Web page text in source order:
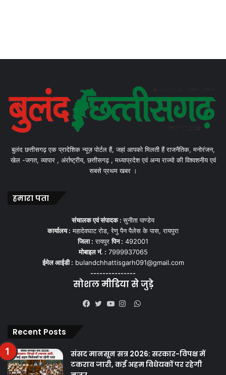
बुलंद छत्तीसगढ़ एक प्रादेशिक न्यूज़ पोर्टल हैं, जहां आपको मिलती हैं राजनैतिक, मनोरंजन,
खेल -जगत, व्यापार , अंर्राष्ट्रीय, छत्तीसगढ़ , मध्याप्रदेश एवं अन्य राज्यो की विश्वशनीय एवं
सबसे प्रथम खबर ।
हमारा पता
संचालक एवं संपादक :सुनीता पाण्डेय
कार्यालय : महादेवघाट रोड, रेणु पैन पैलेस के पास, रायपुरा
जिला : रायपुरपिन : 492001
मोबाइल नं. : 7999937065
ईमेल आईडी : bulandchhattisgarh091@gmail.com
---------------
सोशल मीडिया से जुड़े
WhatsApp
Recent Posts
संसद मानसून सत्र 2026: सरकार-विपक्ष में
टकराव जारी, कई अहम विधेयकों पर रहेगी